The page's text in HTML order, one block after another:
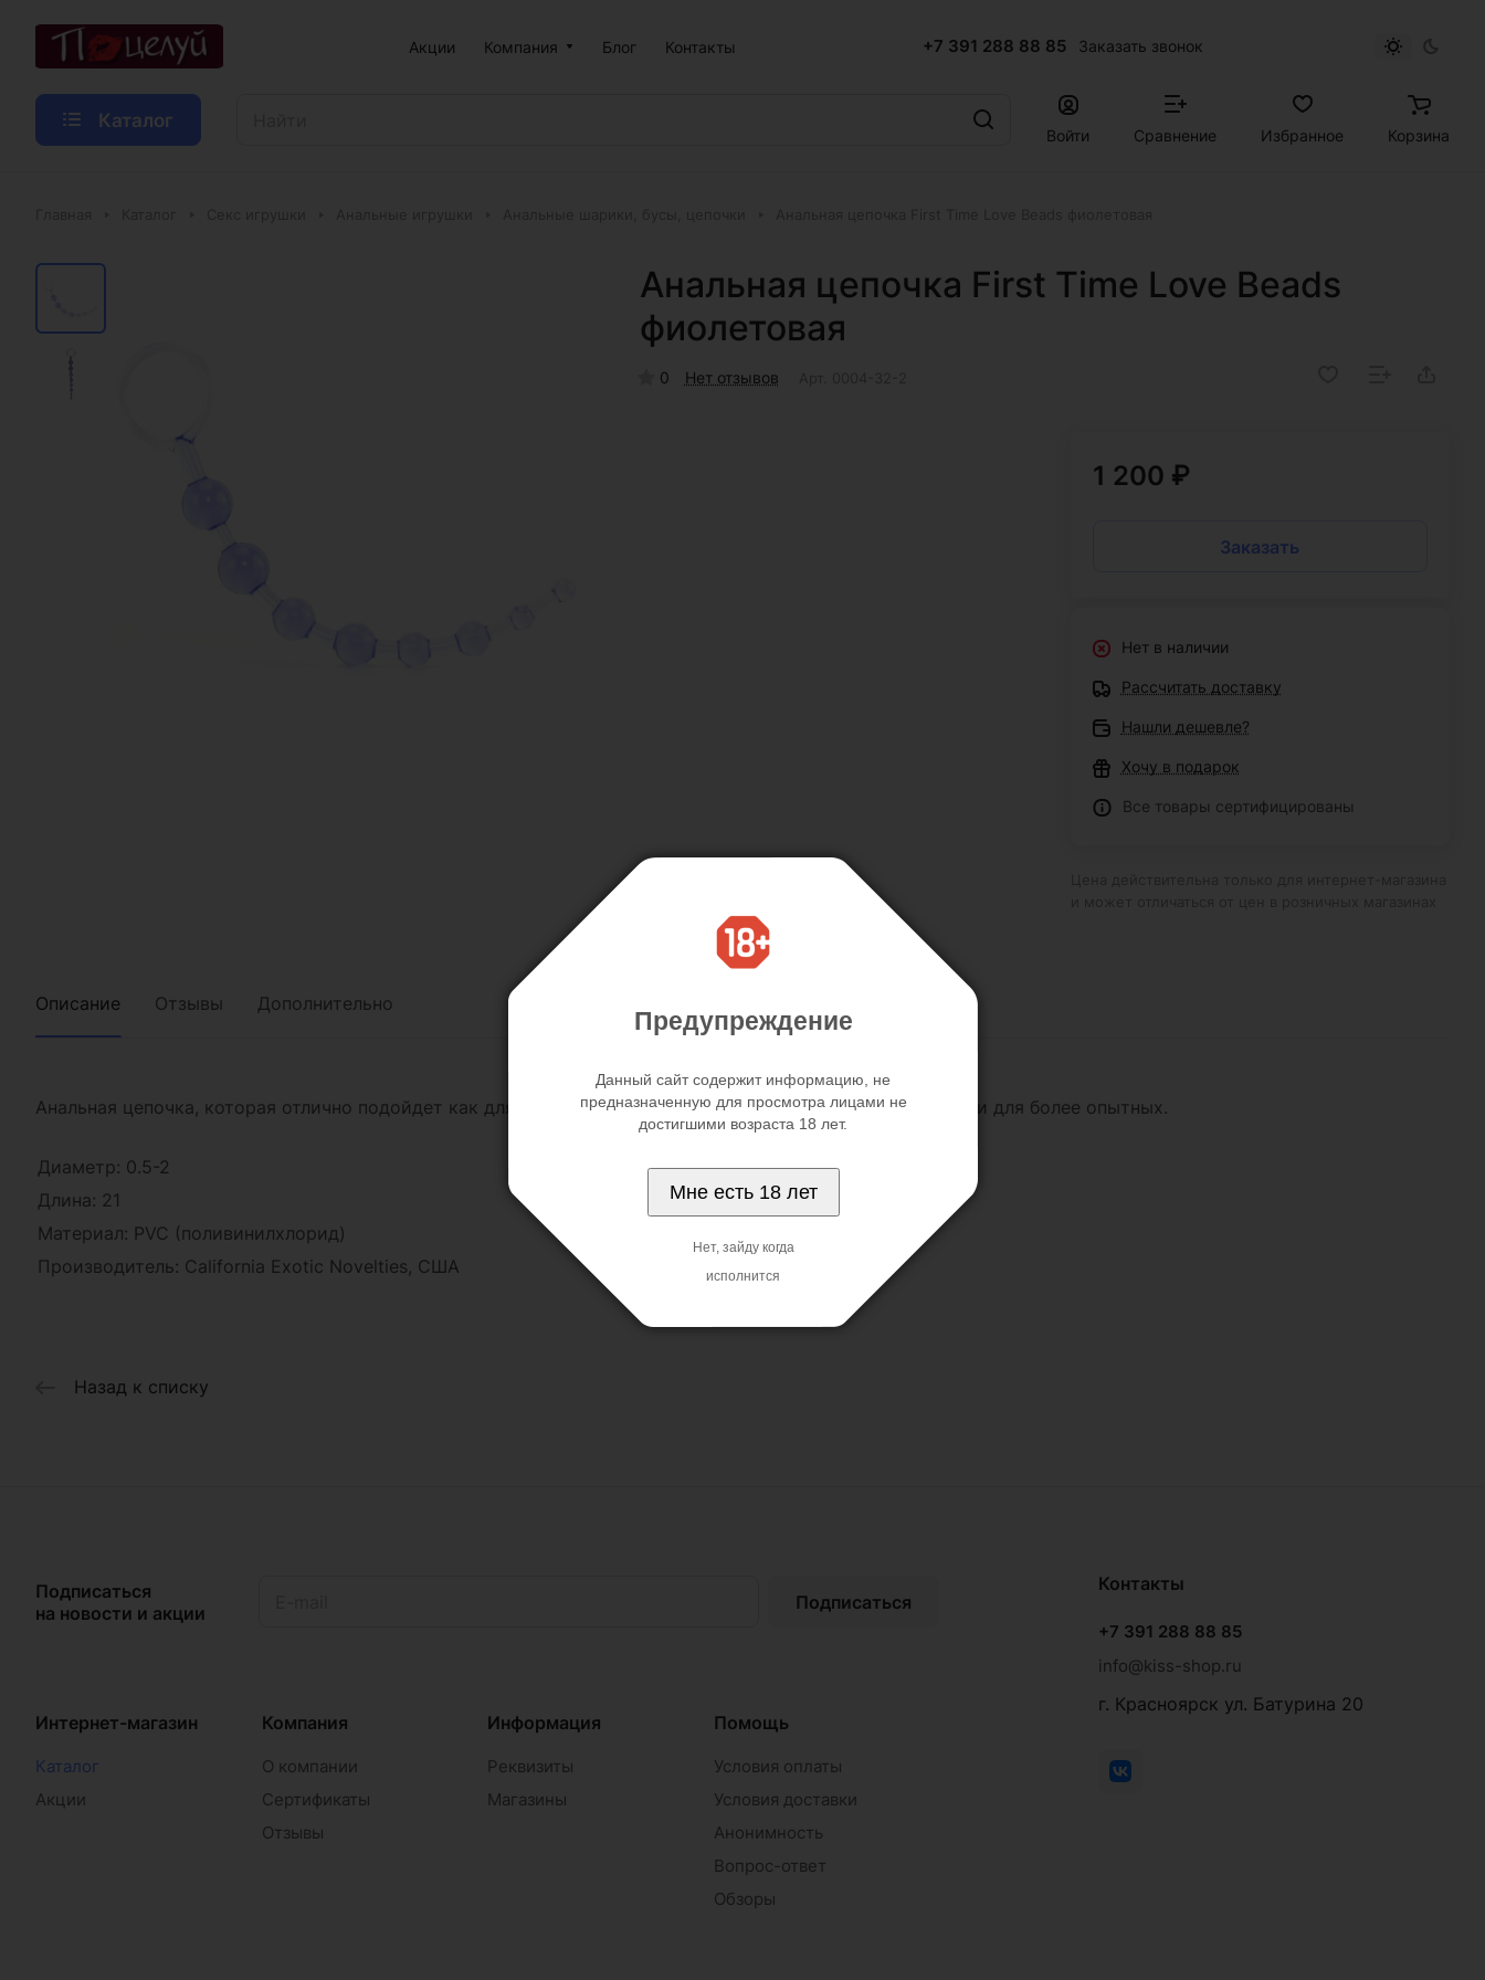
Акции Компания Блог Контакты +7 391 288 88 85 Заказать звонок
Каталог
Войти Сравнение Избранное Корзина
Анальная цепочка First Time Love Beads
фиолетовая
0 Нет отзывов
1 200 ₽
Заказать
Нет в наличии
Рассчитать доставку
Нашли дешевле?
Хочу в подарок
Все товары сертифицированы
Описание Отзывы Дополнительно
Анальная цепочка, которая отлично подойдет как для начинающих любителей анальной стимуляции, так и для более опытных.
Диаметр: 0.5-2
Длина: 21
Материал: PVC (поливинилхлорид)
Производитель: California Exotic Novelties, США
Назад к списку
Подписаться
на новости и акции
Подписаться
Интернет-магазин
Каталог
Акции
Компания
О компании
Сертификаты
Отзывы
Информация
Реквизиты
Магазины
Помощь
Условия оплаты
Условия доставки
Анонимность
Вопрос-ответ
Обзоры
Контакты
+7 391 288 88 85
info@kiss-shop.ru
г. Красноярск ул. Батурина 20
Предупреждение
Данный сайт содержит информацию, не
предназначенную для просмотра лицами не
достигшими возраста 18 лет.
Мне есть 18 лет
Нет, зайду когда
исполнится